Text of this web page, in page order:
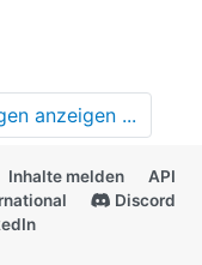
anzeigen ...
Inhalte melden
API
Discord